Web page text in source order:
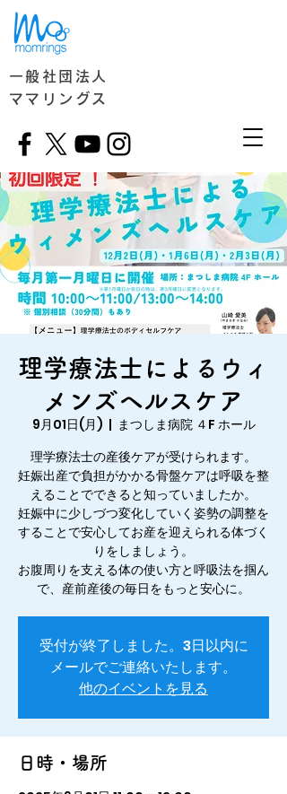
一般社団法人
ママリングス
理学療法士によるウィ
メンズヘルスケア
9月01日(月)
  |
まつしま病院 ４F ホール
理学療法士の産後ケアが受けられます。
妊娠出産で負担がかかる骨盤ケアは呼吸を整
えることでできると知っていましたか。
妊娠中に少しづつ変化していく姿勢の調整を
することで安心してお産を迎えられる体づく
りをしましょう。
お腹周りを支える体の使い方と呼吸法を掴ん
で、産前産後の毎日をもっと安心に。
受付が終了しました。3日以内に
メールでご連絡いたします。
他のイベントを見る
日時・場所